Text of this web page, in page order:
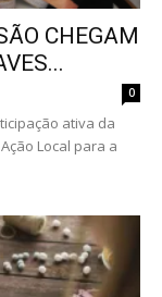
CHEGAM
0
ativa da
Local para a